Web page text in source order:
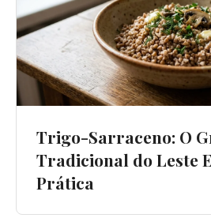
Trigo-Sarraceno: O
Tradicional do Leste
Prática